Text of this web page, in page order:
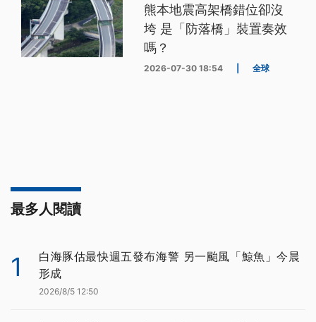
熊本地震高架橋錯位卻沒
垮 是「防落橋」裝置奏效
嗎？
2026-07-30 18:54 全球
最多人閱讀
1
白海豚估最快週五發布海警 另一颱風「鯨魚」今晨
形成
2026/8/5 12:50